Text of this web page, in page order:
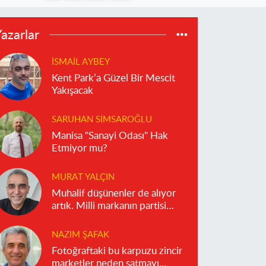
İSMAIL AYBEY
Kent Park’a Güzel Bir Mescit
Yakışacak
SARUHAN SIMSAROĞLU
Manisa "Sanayi Odası" Hak
Etmiyor mu?
MURAT YALÇIN
Muhalif düşünenler de alıyor
artık. Milli markanın partisi
NAZIM ŞAFAK
Fotoğraftaki bu karpuzu zincir
marketler neden satmayı